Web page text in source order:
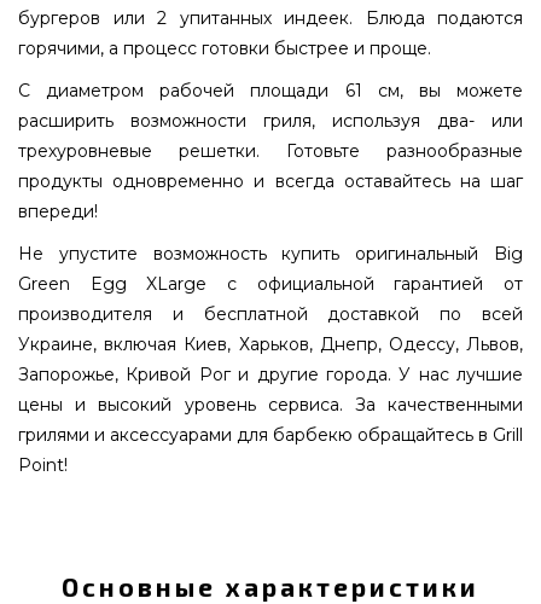
бургеров или 2 упитанных индеек. Блюда подаются
горячими, а процесс готовки быстрее и проще.
С диаметром рабочей площади 61 см, вы можете
расширить возможности гриля, используя два- или
трехуровневые решетки. Готовьте разнообразные
продукты одновременно и всегда оставайтесь на шаг
впереди!
Не упустите возможность купить оригинальный Big
Green Egg XLarge с официальной гарантией от
производителя и бесплатной доставкой по всей
Украине, включая Киев, Харьков, Днепр, Одессу, Львов,
Запорожье, Кривой Рог и другие города. У нас лучшие
цены и высокий уровень сервиса. За качественными
грилями и аксессуарами для барбекю обращайтесь в Grill
Point!
подобрать и заказать от лучшего производителя
Основные характеристики